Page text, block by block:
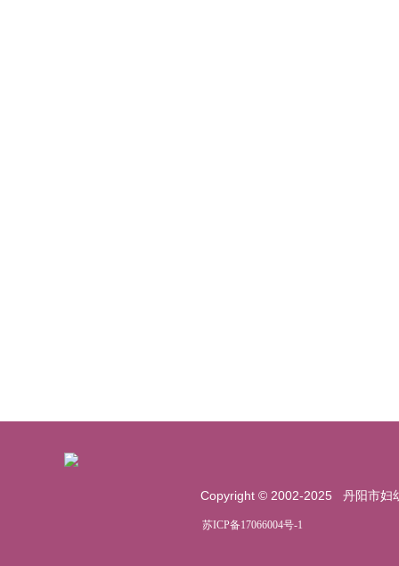
苏ICP备17066004号-1
Copyright © 2002-2025 丹阳市妇